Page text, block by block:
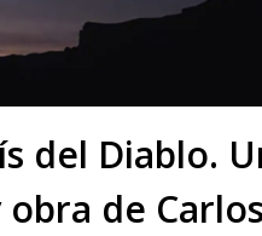
del Diablo.
de